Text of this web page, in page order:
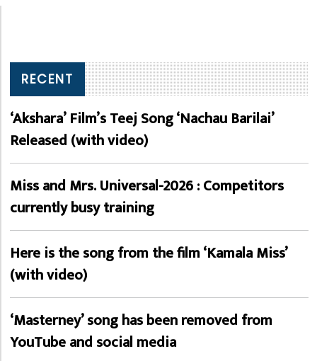
RECENT
‘Akshara’ Film’s Teej Song ‘Nachau Barilai’
Released (with video)
Miss and Mrs. Universal-2026 : Competitors
currently busy training
Here is the song from the film ‘Kamala Miss’
(with video)
‘Masterney’ song has been removed from
YouTube and social media